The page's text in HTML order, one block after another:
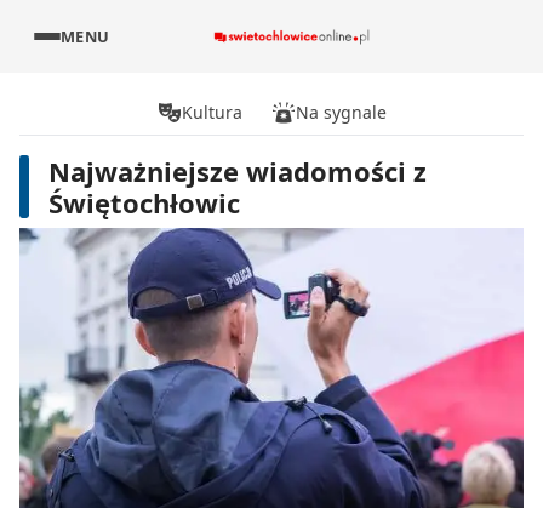
MENU
Kultura Na sygnale
Najważniejsze wiadomości z
Świętochłowic